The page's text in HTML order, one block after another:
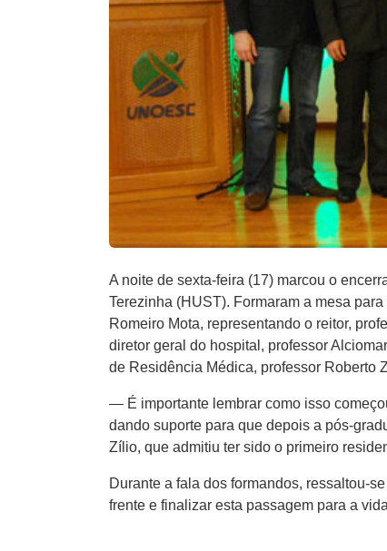
A noite de sexta-feira (17) marcou o
Terezinha (HUST). Formaram a mesa
Romeiro Mota, representando o reitor,
diretor geral do hospital, professor
de Residência Médica, professor Roberto
— É importante lembrar como isso
dando suporte para que depois a pós-
Zílio, que admitiu ter sido o primeiro
Durante a fala dos formandos, ressaltou-
frente e finalizar esta passagem para a